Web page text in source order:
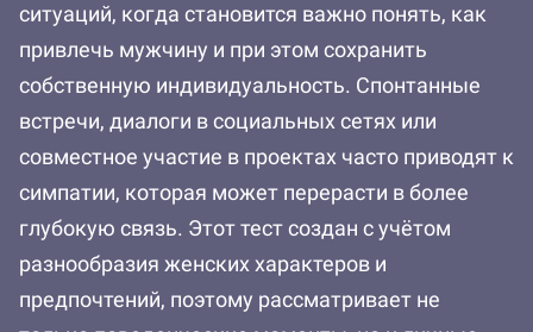
ситуаций, когда становится важно понять, как
привлечь мужчину и при этом сохранить
собственную индивидуальность. Спонтанные
встречи, диалоги в социальных сетях или
совместное участие в проектах часто приводят к
симпатии, которая может перерасти в более
глубокую связь. Этот тест создан с учётом
разнообразия женских характеров и
предпочтений, поэтому рассматривает не